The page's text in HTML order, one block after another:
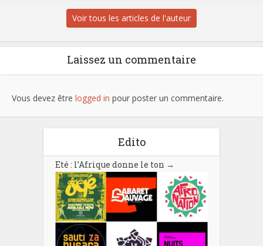
Voir tous les articles de l'auteur
Laissez un commentaire
Vous devez être logged in pour poster un commentaire.
Edito
Eté : l’Afrique donne le ton →